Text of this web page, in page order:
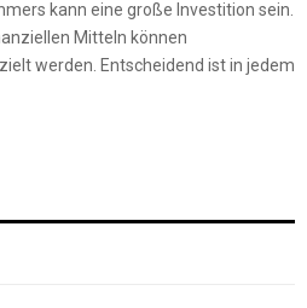
kann eine große Investition sein.
Mitteln können
werden. Entscheidend ist in jedem